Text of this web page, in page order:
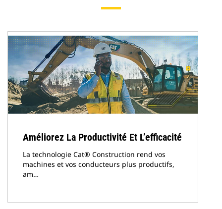
Améliorez La Productivité Et L’efficacité
La technologie Cat® Construction rend vos
machines et vos conducteurs plus productifs,
am…